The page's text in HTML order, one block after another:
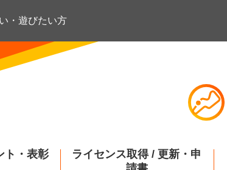
・遊びたい方
ト・表彰
ライセンス取得 / 更新・申